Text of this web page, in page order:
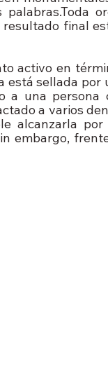
final
activo en
está sellada por
a una persona
a varios
alcanzarla
embargo,